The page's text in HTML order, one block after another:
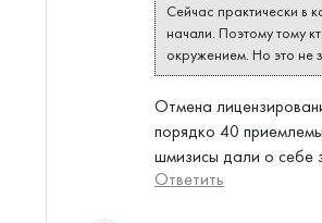
Сейчас практически в
начали. Поэтому тому
окружением. Но это не
Отмена
порядко 40
шмизисы дали о себе
Ответить